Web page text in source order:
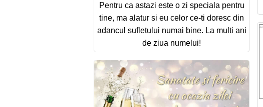
Pentru ca astazi este o zi speciala pentru
tine, ma alatur si eu celor ce-ti doresc din
adancul sufletului numai bine. La multi ani
de ziua numelui!